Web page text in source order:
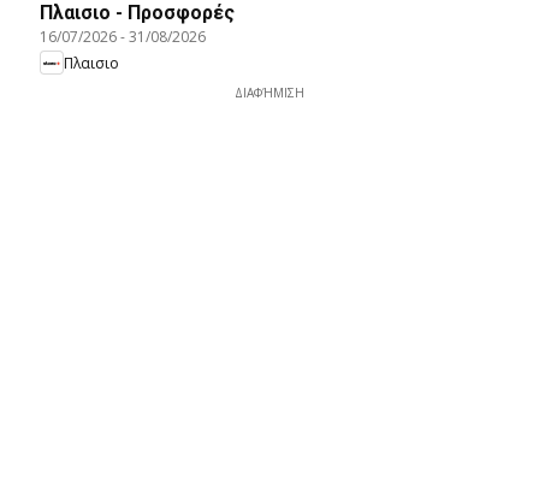
Πλαισιο - Προσφορές
16/07/2026-31/08/2026
Πλαισιο
ΔΙΑΦΉΜΙΣΗ